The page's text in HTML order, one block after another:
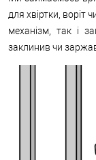
для хвіртки,
механізм, так і
заклинив чи